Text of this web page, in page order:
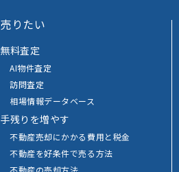
売りたい
無料査定
AI物件査定
訪問査定
相場情報データベース
手残りを増やす
不動産売却にかかる費用と税金
不動産を好条件で売る方法
不動産の売却方法